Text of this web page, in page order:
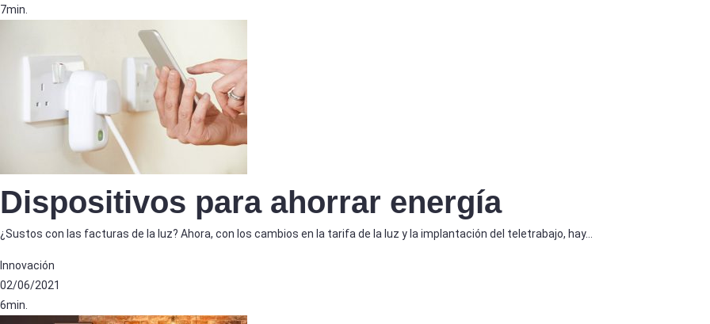
7min.
Dispositivos para ahorrar energía
¿Sustos con las facturas de la luz? Ahora, con los cambios en la tarifa de la luz y la implantación del teletrabajo, hay…
Innovación
02/06/2021
6min.